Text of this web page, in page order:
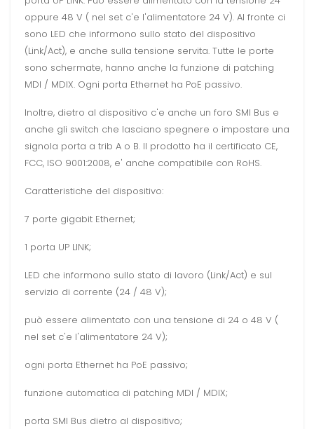
oppure 48 V ( nel set c'e l'alimentatore 24 V). Al fronte ci
sono LED che informono sullo stato del dispositivo
(Link/Act), e anche sulla tensione servita. Tutte le porte
sono schermate, hanno anche la funzione di patching
MDI / MDIX. Ogni porta Ethernet ha PoE passivo.
Inoltre, dietro al dispositivo c'e anche un foro SMI Bus e
anche gli switch che lasciano spegnere o impostare una
signola porta a trib A o B. Il prodotto ha il certificato CE,
FCC, ISO 9001:2008, e' anche compatibile con RoHS.
Caratteristiche del dispositivo:
7 porte gigabit Ethernet;
1 porta UP LINK;
LED che informono sullo stato di lavoro (Link/Act) e sul
servizio di corrente (24 / 48 V);
può essere alimentato con una tensione di 24 o 48 V (
nel set c'e l'alimentatore 24 V);
ogni porta Ethernet ha PoE passivo;
funzione automatica di patching MDI / MDIX;
porta SMI Bus dietro al dispositivo;